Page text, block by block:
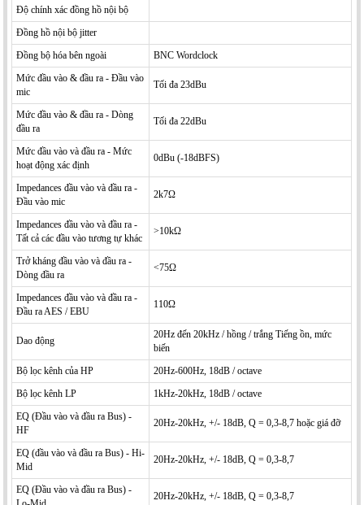
Độ chính xác đồng hồ nội bộ
Đồng hồ nội bộ jitter
Đồng bộ hóa bên ngoài
BNC Wordclock
Mức đầu vào & đầu ra - Đầu vào
mic
Tối đa 23dBu
Mức đầu vào & đầu ra - Dòng
đầu ra
Tối đa 22dBu
Mức đầu vào và đầu ra - Mức
hoạt động xác định
0dBu (-18dBFS)
Impedances đầu vào và đầu ra -
Đầu vào mic
2k7Ω
Impedances đầu vào và đầu ra -
Tất cả các đầu vào tương tự khác
>10kΩ
Trở kháng đầu vào và đầu ra -
Dòng đầu ra
<75Ω
Impedances đầu vào và đầu ra -
Đầu ra AES / EBU
110Ω
Dao động
20Hz đến 20kHz / hồng / trắng Tiếng ồn, mức
biến
Bộ lọc kênh của HP
20Hz-600Hz, 18dB / octave
Bộ lọc kênh LP
1kHz-20kHz, 18dB / octave
EQ (Đầu vào và đầu ra Bus) -
HF
20Hz-20kHz, +/- 18dB, Q = 0,3-8,7 hoặc giá đỡ
EQ (đầu vào và đầu ra Bus) - Hi-
Mid
20Hz-20kHz, +/- 18dB, Q = 0,3-8,7
EQ (Đầu vào và đầu ra Bus) -
20Hz-20kHz, +/- 18dB, Q = 0,3-8,7